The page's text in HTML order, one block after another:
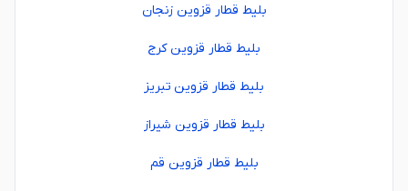
بلیط قطار قزوین زنجان
بلیط قطار قزوین کرج
بلیط قطار قزوین تبریز
بلیط قطار قزوین شیراز
بلیط قطار قزوین قم